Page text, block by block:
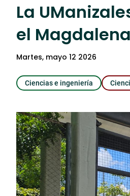
La
el
martes, mayo 12 2026
Ciencias e ingeniería